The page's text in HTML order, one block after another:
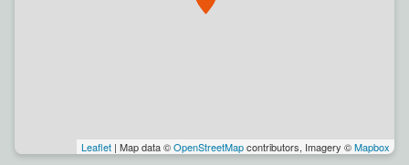
Leaflet | Map data ©OpenStreetMapcontributors, Imagery ©Mapbox